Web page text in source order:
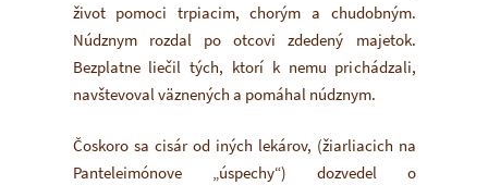
život pomoci trpiacim, chorým a chudobným.
Núdznym rozdal po otcovi zdedený majetok.
Bezplatne liečil tých, ktorí k nemu prichádzali,
navštevoval väznených a pomáhal núdznym.
Čoskoro sa cisár od iných lekárov, (žiarliacich na
Panteleimónove „úspechy“) dozvedel o